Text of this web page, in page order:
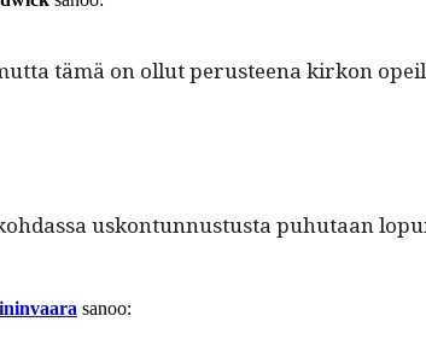
tämä on ollut perus­teena kirkon
uskon­tun­nus­tus­ta puhutaan
sanoo: